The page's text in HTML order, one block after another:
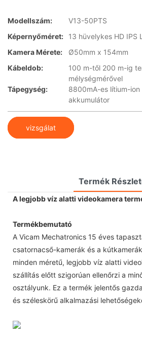
Modellszám:
V13-50PTS
Képernyőméret:
13 hüvelykes HD IPS
Kamera Mérete:
Ø50mm x 154mm
Kábeldob:
100 m-től 200 m-ig
mélységmérővel
Tápegység:
8800mA-es lítium-
akkumulátor
vizsgálat
Termék
A legjobb víz alatti videokamera
Termékbemutató
A Vicam Mechatronics 15 éves
csatornacső-kamerák és a
minden méretű, legjobb víz alatti
szállítás előtt szigorúan ellenőrzi a
osztályunk. Ez a termék jelentős
és széleskörű alkalmazási